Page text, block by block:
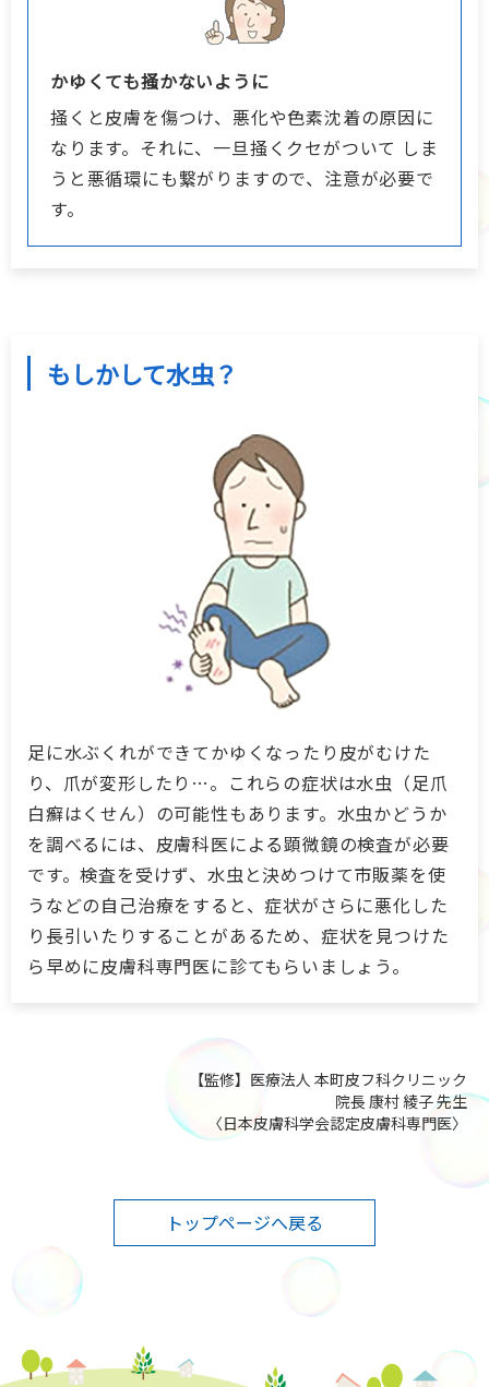
かゆくても掻かないように
掻くと皮膚を傷つけ、悪化や色素沈着の原因に
なります。それに、一旦掻くクセがついて しま
うと悪循環にも繋がりますので、注意が必要で
す。
もしかして水虫？
足に水ぶくれができてかゆくなったり皮がむけた
り、爪が変形したり…。これらの症状は水虫（足爪
白癬はくせん）の可能性もあります。水虫かどうか
を調べるには、皮膚科医による顕微鏡の検査が必要
です。検査を受けず、水虫と決めつけて市販薬を使
うなどの自己治療をすると、症状がさらに悪化した
り長引いたりすることがあるため、症状を見つけた
ら早めに皮膚科専門医に診てもらいましょう。
【監修】医療法人 本町皮フ科クリニック
院長 康村 綾子 先生
〈日本皮膚科学会認定皮膚科専門医〉
トップページへ戻る